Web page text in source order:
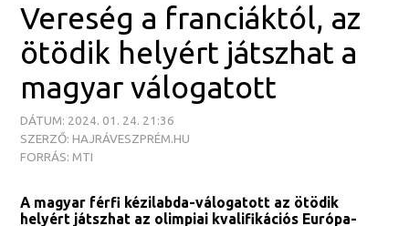
Vereség a franciáktól, az
ötödik helyért játszhat a
magyar válogatott
DÁTUM: 2024. 01. 24. 21:36
SZERZŐ: HAJRÁVESZPRÉM.HU
FORRÁS: MTI
A magyar férfi kézilabda-válogatott az ötödik
helyért játszhat az olimpiai kvalifikációs Európa-